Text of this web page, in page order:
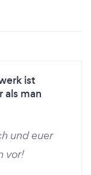
ist
man
und euer
vor!